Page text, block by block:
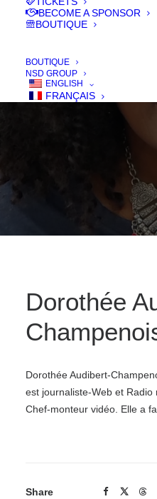
BECOME A SPONSOR
BOUTIQUE
BOUTIQUE
NSD GROUP
ENGLISH
FRANÇAIS
Dorothée
Dorothée Audibert-
est journaliste-Web et
Chef-monteur vidéo. Elle a
Share